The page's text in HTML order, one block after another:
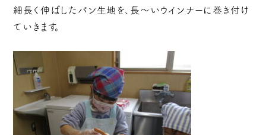
細長く伸ばしたパン生地を、長～いウインナーに巻き付け
ていきます。